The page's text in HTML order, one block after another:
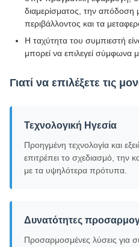
διαμερίσματος, την
περιβάλλοντος και τα
Η ταχύτητα του συμπιεστή
μπορεί να επιλεγεί σύμφωνα
Γιατί να επιλέξετε τις
Τεχνολογική Ηγεσία
Προηγμένη τεχνολογία και
επιτρέπει το σχεδιασμό, την
με τα υψηλότερα πρότυπα.
Δυνατότητες
Προσαρμοσμένες λύσεις για